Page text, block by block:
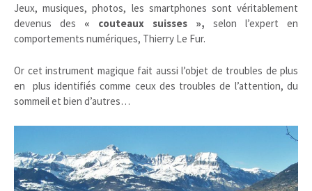
Jeux, musiques, photos, les smartphones sont véritablement
devenus des « couteaux suisses », selon l’expert en
comportements numériques, Thierry Le Fur.
Or cet instrument magique fait aussi l’objet de troubles de plus
en plus identifiés comme ceux des troubles de l’attention, du
sommeil et bien d’autres…